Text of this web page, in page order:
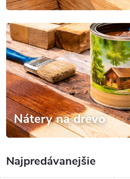
Nátery na drevo
Najpredávanejšie